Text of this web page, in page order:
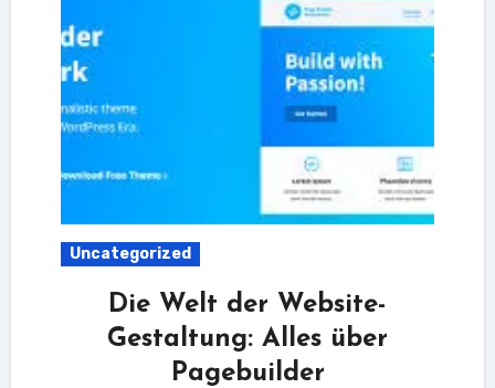
Uncategorized
Die Welt der Website-
Gestaltung: Alles über
Pagebuilder